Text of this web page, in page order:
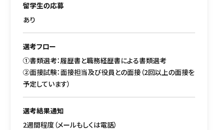
留学生の応募
あり
選考フロー
①書類選考：履歴書と職務経歴書による書類選考
②面接試験：面接担当及び役員との面接（2回以上の面接を
予定しています）
選考結果通知
2週間程度（メールもしくは電話）